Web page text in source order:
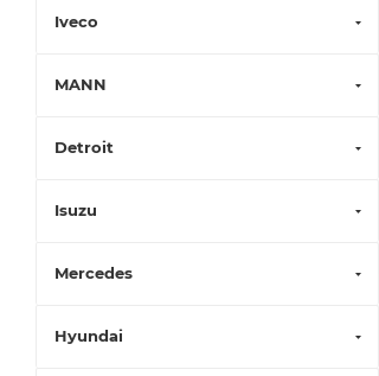
Iveco
MANN
Detroit
Isuzu
Mercedes
Hyundai